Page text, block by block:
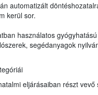
automatizált
kerül sor.
használatos gyógyhatású
segédanyagok
eljárásaiban részt vevő